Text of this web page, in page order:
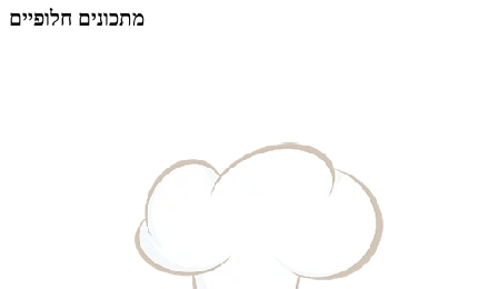
מתכונים חלופיים